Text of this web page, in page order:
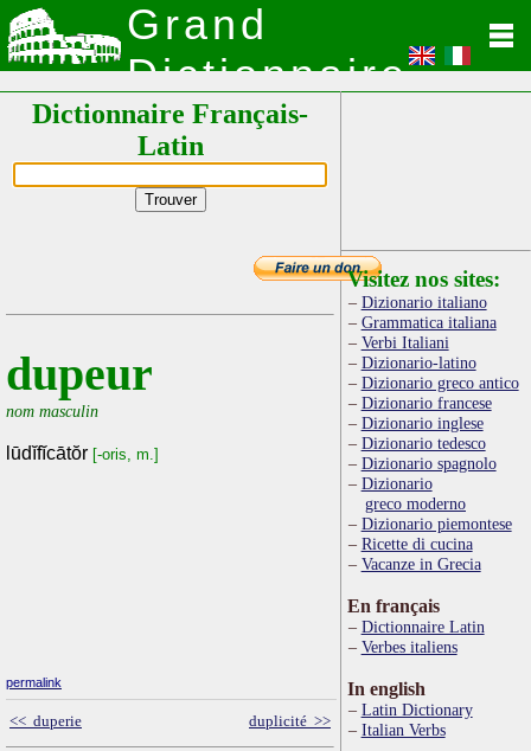
Grand
Dictionnaire
Latin
Dictionnaire Français-
Latin
dupeur
nom masculin
lūdĭfĭcātŏr [-oris, m.]
permalink
<< duperie duplicité >>
Visitez nos sites:
Dizionario italiano
Grammatica italiana
Verbi Italiani
Dizionario-latino
Dizionario greco antico
Dizionario francese
Dizionario inglese
Dizionario tedesco
Dizionario spagnolo
Dizionario
greco moderno
Dizionario piemontese
Ricette di cucina
Vacanze in Grecia
En français
Dictionnaire Latin
Verbes italiens
In english
Latin Dictionary
Italian Verbs